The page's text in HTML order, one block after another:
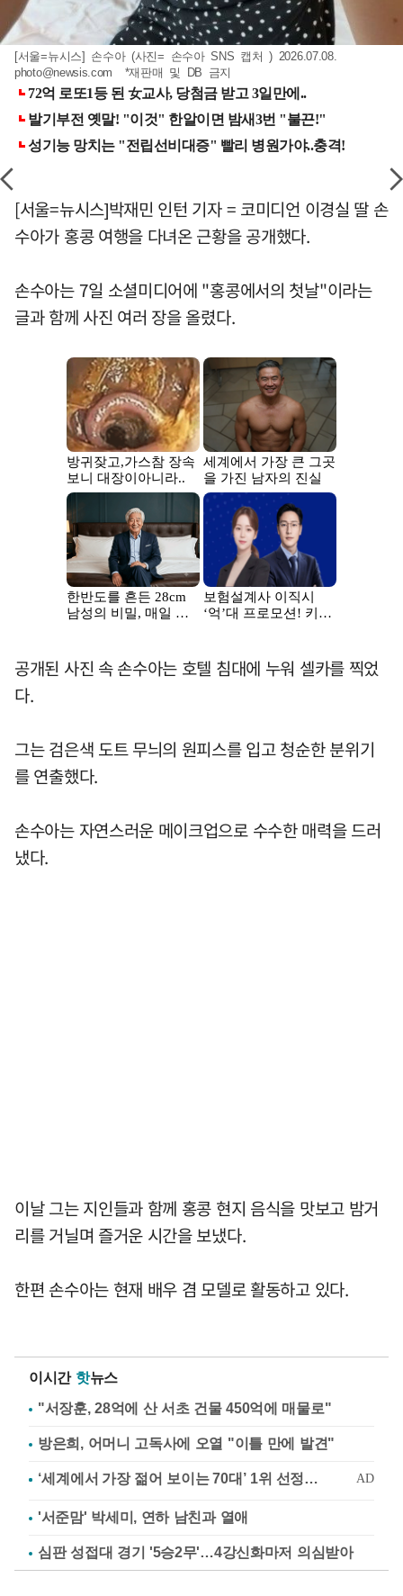
[서울=뉴시스] 손수아 (사진= 손수아 SNS 캡처 ) 2026.07.08.
photo@newsis.com *재판매 및 DB 금지
[서울=뉴시스]박재민 인턴 기자 = 코미디언 이경실 딸 손
수아가 홍콩 여행을 다녀온 근황을 공개했다.
손수아는 7일 소셜미디어에 "홍콩에서의 첫날"이라는
글과 함께 사진 여러 장을 올렸다.
공개된 사진 속 손수아는 호텔 침대에 누워 셀카를 찍었
다.
그는 검은색 도트 무늬의 원피스를 입고 청순한 분위기
를 연출했다.
손수아는 자연스러운 메이크업으로 수수한 매력을 드러
냈다.
이날 그는 지인들과 함께 홍콩 현지 음식을 맛보고 밤거
리를 거닐며 즐거운 시간을 보냈다.
한편 손수아는 현재 배우 겸 모델로 활동하고 있다.
이시간 핫뉴스
"서장훈, 28억에 산 서초 건물 450억에 매물로"
방은희, 어머니 고독사에 오열 "이틀 만에 발견"
'서준맘' 박세미, 연하 남친과 열애
심판 성접대 경기 '5승2무'…4강신화마저 의심받아